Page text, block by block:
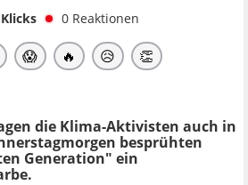
0 Reaktionen
😱 🔥 😥 👏
die Klima-Aktivisten auch in
besprühten
Generation" ein